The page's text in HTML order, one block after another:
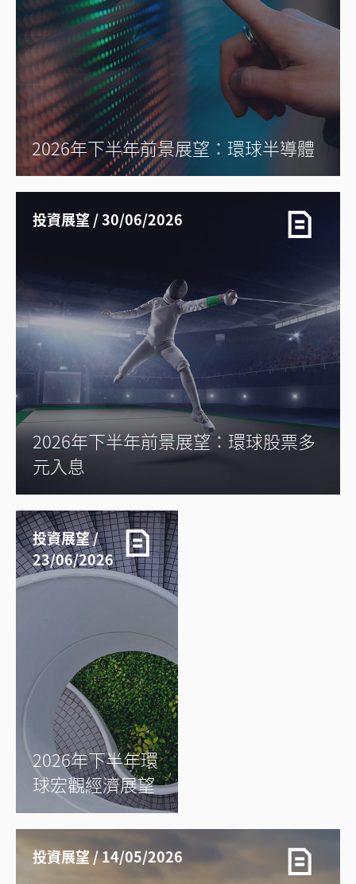
2026年下半年前景展望：環球半導體
投資展望 / 30/06/2026
2026年下半年前景展望：環球股票多
元入息
投資展望 /
23/06/2026
2026年下半年環
球宏觀經濟展望
投資展望 / 14/05/2026